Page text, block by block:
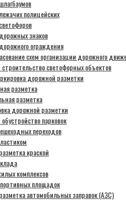
полицейских
знаков
ограждения
схем организации дорожного
светофорных объектов
дорожной разметки
разметка
разметка
дорожной разметки
парковок
переходов
краской
комплексов
площадок
автомобильных заправок (АЗС)